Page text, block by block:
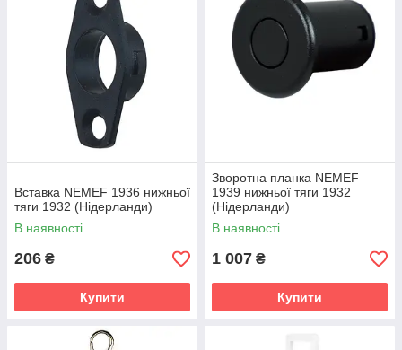
Вставка NEMEF 1936 нижньої
тяги 1932 (Нідерланди)
В наявності
206 ₴
Купити
Зворотна планка NEMEF
1939 нижньої тяги 1932
(Нідерланди)
В наявності
1 007 ₴
Купити